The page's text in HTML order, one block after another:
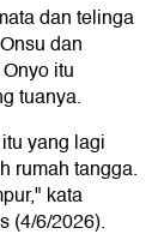
dan telinga
dan
itu
tuanya.
yang lagi
rumah tangga.
kata
(4/6/2026).